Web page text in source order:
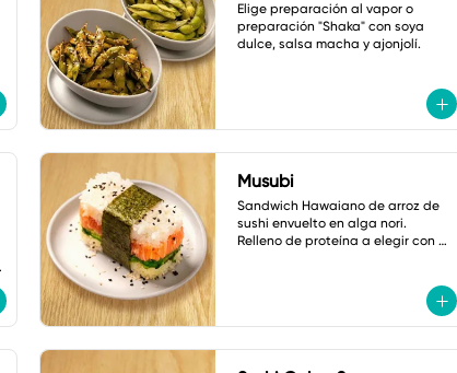
Elige preparación al vapor o
preparación "Shaka" con soya
dulce, salsa macha y ajonjolí.
Musubi
Sandwich Hawaiano de arroz de
sushi envuelto en alga nori.
Relleno de proteína a elegir con